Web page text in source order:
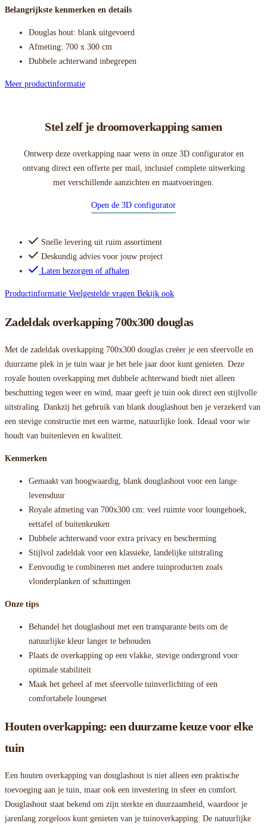
Belangrijkste kenmerken en details
Douglas hout: blank uitgevoerd
Afmeting: 700 x 300 cm
Dubbele achterwand inbegrepen
Meer productinformatie
Stel zelf je droomoverkapping samen
Ontwerp deze overkapping naar wens in onze 3D configurator en
ontvang direct een offerte per mail, inclusief complete uitwerking
met verschillende aanzichten en maatvoeringen.
Open de 3D configurator
Snelle levering uit ruim assortiment
Deskundig advies voor jouw project
Laten bezorgen of afhalen
Productinformatie Veelgestelde vragen Bekijk ook
Zadeldak overkapping 700x300 douglas
Met de zadeldak overkapping 700x300 douglas creëer je een sfeervolle en
duurzame plek in je tuin waar je het hele jaar door kunt genieten. Deze
royale houten overkapping met dubbele achterwand biedt niet alleen
beschutting tegen weer en wind, maar geeft je tuin ook direct een stijlvolle
uitstraling. Dankzij het gebruik van blank douglashout ben je verzekerd van
een stevige constructie met een warme, natuurlijke look. Ideaal voor wie
houdt van buitenleven en kwaliteit.
Kenmerken
Gemaakt van hoogwaardig, blank douglashout voor een lange
levensduur
Royale afmeting van 700x300 cm: veel ruimte voor loungehoek,
eettafel of buitenkeuken
Dubbele achterwand voor extra privacy en bescherming
Stijlvol zadeldak voor een klassieke, landelijke uitstraling
Eenvoudig te combineren met andere tuinproducten zoals
vlonderplanken of schuttingen
Onze tips
Behandel het douglashout met een transparante beits om de
natuurlijke kleur langer te behouden
Plaats de overkapping op een vlakke, stevige ondergrond voor
optimale stabiliteit
Maak het geheel af met sfeervolle tuinverlichting of een
comfortabele loungeset
Houten overkapping: een duurzame keuze voor elke
tuin
Een houten overkapping van douglashout is niet alleen een praktische
toevoeging aan je tuin, maar ook een investering in sfeer en comfort.
Douglashout staat bekend om zijn sterkte en duurzaamheid, waardoor je
jarenlang zorgeloos kunt genieten van je tuinoverkapping. De natuurlijke